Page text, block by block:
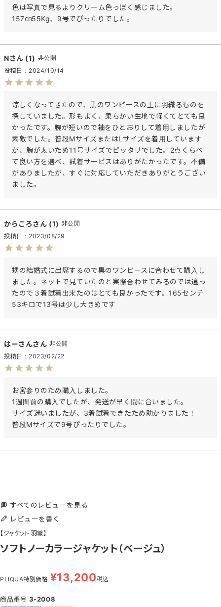
色は写真で見るよりクリーム色っぽく感じました。
157㎝55Kg、9号でぴったりでした。
N 1
非公開
投稿日
2024/10/14
涼しくなってきたので、黒のワンピースの上に羽織るものを
探していました。形もよく、柔らかい生地で軽くてとても良
かったです。腕が短いので袖をひとおりして着用しましたが
素敵でした。普段MサイズまたはLサイズを着用しています
が、腕が太いため11号サイズでピッタリでした。2点くらべ
て良い方を選べ、試着サービスはありがたかったです。不備
がありましたが、すぐに対応していただきありがとうござい
ました。
からころ 1
非公開
投稿日
2023/08/29
甥の結婚式に出席するので黒のワンピースに合わせて購入し
ました。ネットで見ていたのと実際合わせてみるのでは違っ
たので３着試着出来たのはとても良かったです。165センチ
53キロで13号は少し大きめです
はーさん
非公開
投稿日
2023/02/22
お宮参りのため購入しました。
1週間前の購入でしたが、発送が早く間に合いました。
サイズ迷いましたが、3着試着できたため助かりました！
普段Mサイズで9号ぴったりでした。
すべてのレビューを見る
レビューを書く
【ジャケット 羽織】
ソフトノーカラージャケット（ベージュ）
PLIQUA特別価格 ¥13,200税込
商品番号 3-2008